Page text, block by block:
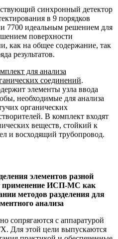
синхронный детектор
в 9 порядков
идеальным решением для
поверхности
как на общее содержание, так
результатов.
для анализа
соединений.
элементы узла ввода
необходимые для анализа
органических
В комплект входят
веществ, стойкий к
и восходящий трубопровод.
элементов разной
применение ИСП-МС как
методов разделения для
анализа
сопрягаются с аппаратурой
Для этой цели выпускаются